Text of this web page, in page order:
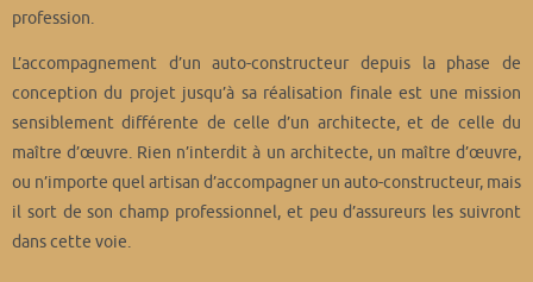
profession.
L’accompagnement d’un auto-constructeur depuis la phase de
conception du projet jusqu’à sa réalisation finale est une mission
sensiblement différente de celle d’un architecte, et de celle du
maître d’œuvre. Rien n’interdit à un architecte, un maître d’œuvre,
ou n’importe quel artisan d’accompagner un auto-constructeur, mais
il sort de son champ professionnel, et peu d’assureurs les suivront
dans cette voie.